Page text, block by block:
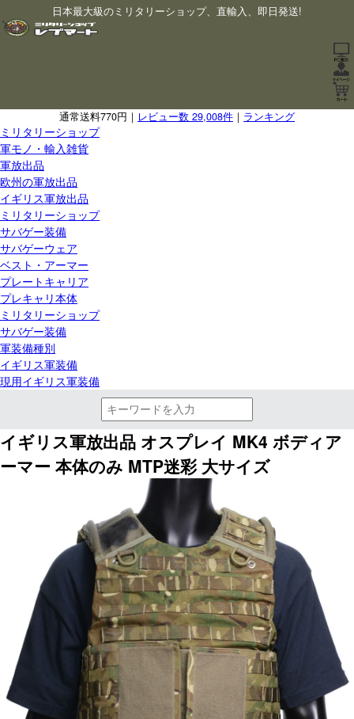
日本最大級のミリタリーショップ、直輸入、即日発送!
通常送料770円｜ レビュー数 29,008件 ｜ ランキング
ミリタリーショップ
軍モノ・輸入雑貨
軍放出品
欧州の軍放出品
イギリス軍放出品
ミリタリーショップ
サバゲー装備
サバゲーウェア
ベスト・アーマー
プレートキャリア
プレキャリ本体
ミリタリーショップ
サバゲー装備
軍装備種別
イギリス軍装備
現用イギリス軍装備
イギリス軍放出品 オスプレイ MK4 ボディア
ーマー 本体のみ MTP迷彩 大サイズ